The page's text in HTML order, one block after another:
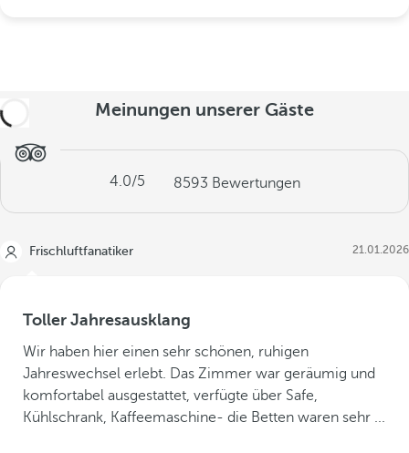
Meinungen unserer Gäste
4.0/5 8593 Bewertungen
Frischluftfanatiker 21.01.2026
Toller Jahresausklang
Wir haben hier einen sehr schönen, ruhigen
Jahreswechsel erlebt. Das Zimmer war geräumig und
komfortabel ausgestattet, verfügte über Safe,
Kühlschrank, Kaffeemaschine- die Betten waren sehr ...